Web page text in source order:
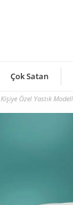
Çok Satan
Kişiye Özel Yastık